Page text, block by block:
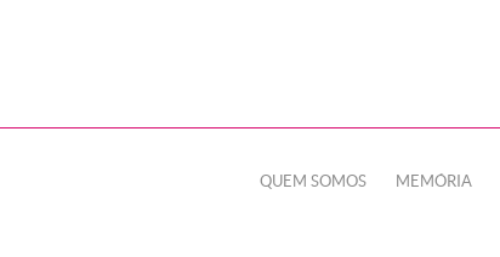
QUEM SOMOS MEMÓRIA